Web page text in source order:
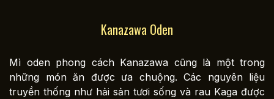
Kanazawa Oden
Mì oden phong cách Kanazawa cũng là một trong
những món ăn được ưa chuộng. Các nguyên liệu
truyền thống như hải sản tươi sống và rau Kaga được